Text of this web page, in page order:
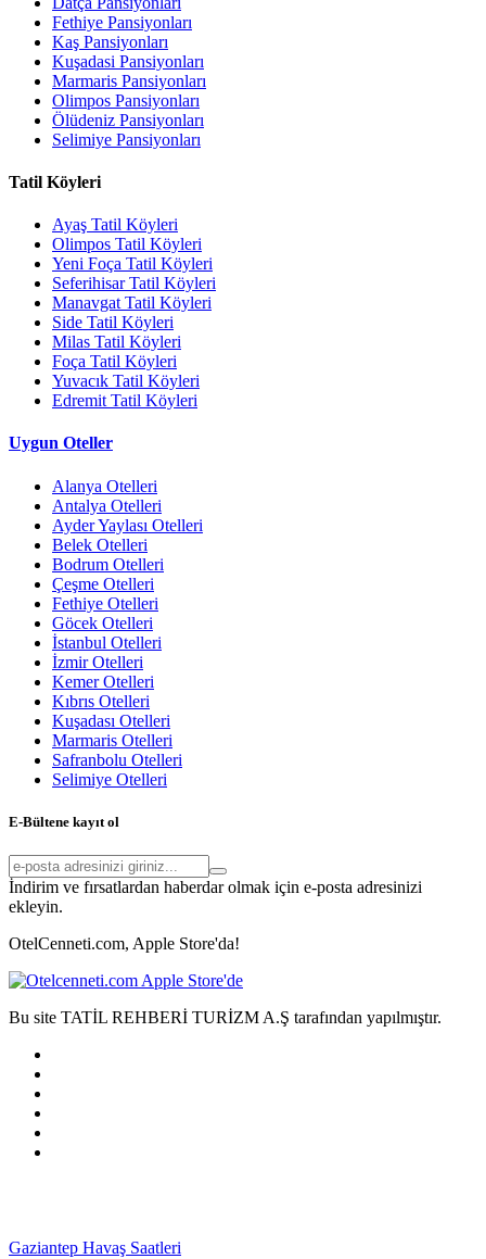
Fethiye Pansiyonları
Kaş Pansiyonları
Kuşadasi Pansiyonları
Marmaris Pansiyonları
Olimpos Pansiyonları
Ölüdeniz Pansiyonları
Selimiye Pansiyonları
Tatil Köyleri
Ayaş Tatil Köyleri
Olimpos Tatil Köyleri
Yeni Foça Tatil Köyleri
Seferihisar Tatil Köyleri
Manavgat Tatil Köyleri
Side Tatil Köyleri
Milas Tatil Köyleri
Foça Tatil Köyleri
Yuvacık Tatil Köyleri
Edremit Tatil Köyleri
Uygun Oteller
Alanya Otelleri
Antalya Otelleri
Ayder Yaylası Otelleri
Belek Otelleri
Bodrum Otelleri
Çeşme Otelleri
Fethiye Otelleri
Göcek Otelleri
İstanbul Otelleri
İzmir Otelleri
Kemer Otelleri
Kıbrıs Otelleri
Kuşadası Otelleri
Marmaris Otelleri
Safranbolu Otelleri
Selimiye Otelleri
E-Bültene kayıt ol
İndirim ve fırsatlardan haberdar olmak için e-posta adresinizi
ekleyin.
OtelCenneti.com, Apple Store'da!
Bu site TATİL REHBERİ TURİZM A.Ş tarafından yapılmıştır.
Gaziantep Havaş Saatleri